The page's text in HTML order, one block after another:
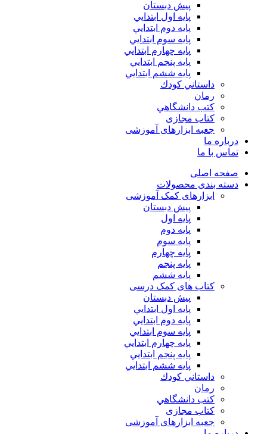
پیش دبستان
پايه اول ابتدايي
پايه دوم ابتدايي
پايه سوم ابتدايي
پايه چهارم ابتدايي
پايه پنجم ابتدايي
پايه ششم ابتدايي
داستاني كودك
رمان
كتب دانشگاهي
کتاب مجازی
جعبه ابزارهای آموزشی
درباره ما
تماس با ما
صفحه اصلی
دسته بندی محصولات
ابزارهای کمک آموزشی
پیش دبستان
پایه اول
پایه دوم
پایه سوم
پایه چهارم
پايه پنجم
پایه ششم
کتاب های کمک درسی
پیش دبستان
پايه اول ابتدايي
پايه دوم ابتدايي
پايه سوم ابتدايي
پايه چهارم ابتدايي
پايه پنجم ابتدايي
پايه ششم ابتدايي
داستاني كودك
رمان
كتب دانشگاهي
کتاب مجازی
جعبه ابزارهای آموزشی